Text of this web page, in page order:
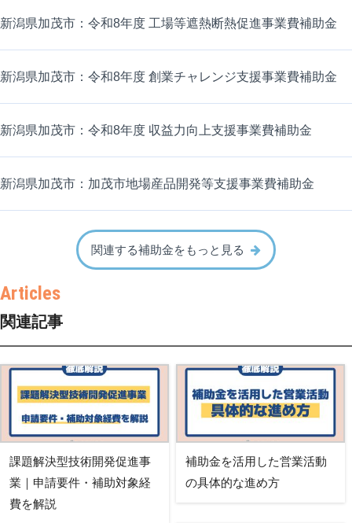
新潟県加茂市：令和8年度 工場等遮熱断熱促進事業費補助金
新潟県加茂市：令和8年度 創業チャレンジ支援事業費補助金
新潟県加茂市：令和8年度 収益力向上支援事業費補助金
新潟県加茂市：加茂市地場産品開発等支援事業費補助金
関連する補助金をもっと見る
関連記事
課題解決型技術開発促進事
業｜申請要件・補助対象経
費を解説
補助金を活用した営業活動
の具体的な進め方